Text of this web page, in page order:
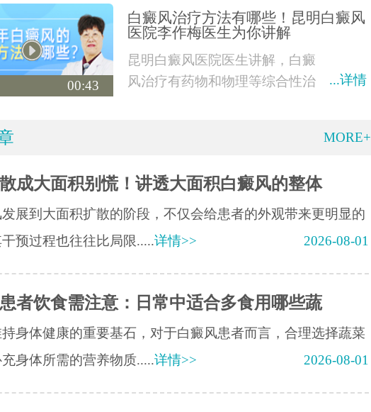
00:43
白癜风治疗方法有哪些！昆明白癜风
医院李作梅医生为你讲解
昆明白癜风医院医生讲解，白癜
风治疗有药物和物理等综合性治
...详情
MORE+
成大面积别慌！讲透大面积白癜风的整体
展到大面积扩散的阶段，不仅会给患者的外观带来更明显的
预过程也往往比局限.....详情>> 2026-08-01
者饮食需注意：日常中适合多食用哪些蔬
身体健康的重要基石，对于白癜风患者而言，合理选择蔬菜
身体所需的营养物质.....详情>> 2026-08-01